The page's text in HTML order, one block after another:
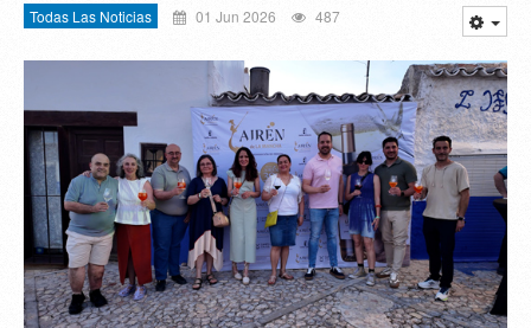
Todas Las Noticias 01 Jun 2026 487